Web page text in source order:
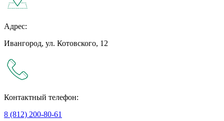
Адрес:
Ивангород, ул. Котовского, 12
Контактный телефон:
8 (812) 200-80-61